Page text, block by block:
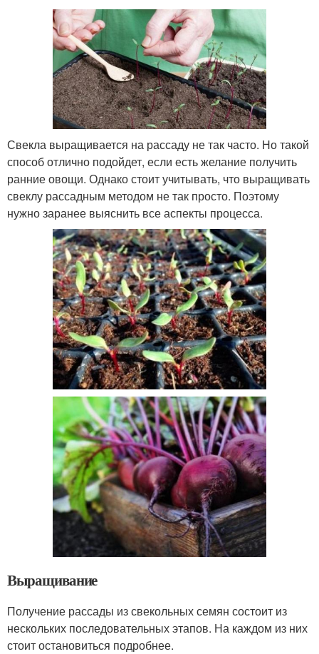
Свекла выращивается на рассаду не так часто. Но такой
способ отлично подойдет, если есть желание получить
ранние овощи. Однако стоит учитывать, что выращивать
свеклу рассадным методом не так просто. Поэтому
нужно заранее выяснить все аспекты процесса.
Выращивание
Получение рассады из свекольных семян состоит из
нескольких последовательных этапов. На каждом из них
стоит остановиться подробнее.